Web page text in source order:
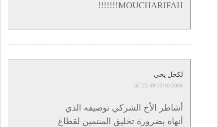
MOUCHARIFAH!!!!!!!
لكحل يحي
15/10/2008 AT 22:39
أشاطر الأخ الشركي توصيفه الذي
أنهاه بضرورة تخليق المنتمين لقطاع